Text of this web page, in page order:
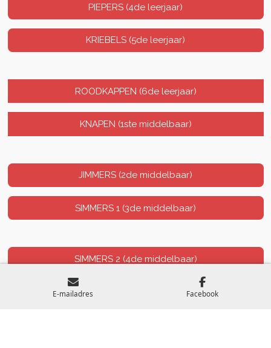
PIEPERS (4de leerjaar)
KRIEBELS (5de leerjaar)
ROODKAPPEN (6de leerjaar)
KNAPEN (1ste middelbaar)
JIMMERS (2de middelbaar)
SIMMERS 1 (3de middelbaar)
SIMMERS 2 (4de middelbaar)
E-mailadres Facebook